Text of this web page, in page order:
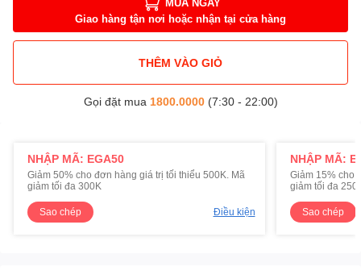
Giao hàng tận nơi hoặc nhận tại cửa hàng
THÊM VÀO GIỎ
Gọi đặt mua 1800.0000(7:30 - 22:00)
NHẬP MÃ: EGA50
Giảm 50% cho đơn hàng giá trị tối thiểu 500K. Mã
giảm tối đa 300K
Sao chép Điều kiện
NHẬP MÃ:
Giảm 15% cho
giảm tối đa
Sao chép